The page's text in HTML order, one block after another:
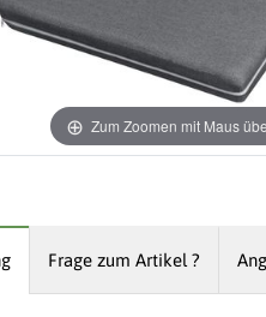
Zum Zoomen mit Maus
Frage zum Artikel ?